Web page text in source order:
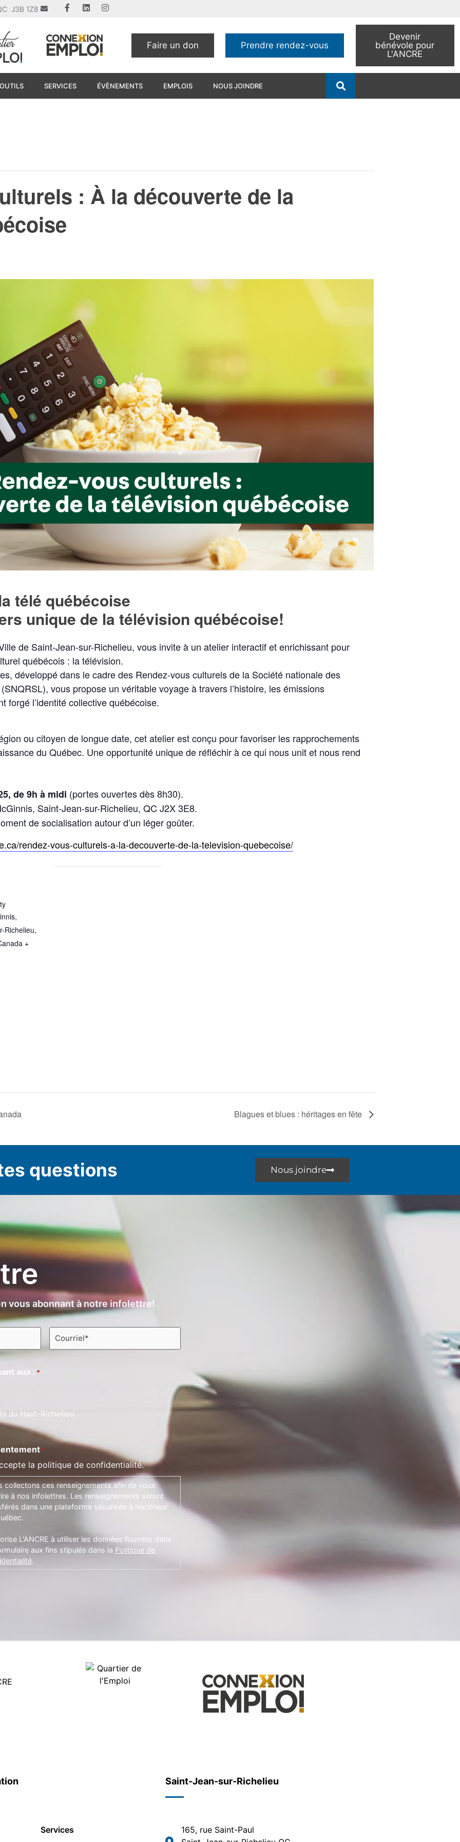
J3B 1Z8
Faire un don Prendre rendez-vous
Devenir
bénévole pour
L'ANCRE
SERVICES ÉVÈNEMENTS EMPLOIS NOUS JOINDRE
: À la découverte de la
télé québécoise
unique de la télévision québécoise!
de Saint-Jean-sur-Richelieu, vous invite à un atelier interactif et enrichissant pour
québécois : la télévision.
développé dans le cadre des Rendez-vous culturels de la Société nationale des
vous propose un véritable voyage à travers l’histoire, les émissions
forgé l’identité collective québécoise.
ou citoyen de longue date, cet atelier est conçu pour favoriser les rapprochements
du Québec. Une opportunité unique de réfléchir à ce qui nous unit et nous rend
de 9h à midi (portes ouvertes dès 8h30).
Saint-Jean-sur-Richelieu, QC J2X 3E8.
de socialisation autour d’un léger goûter.
rendez-vous-culturels-a-la-decouverte-de-la-television-quebecoise/
Richelieu,
+
Blagues et blues : héritages en fête
questions Nous joindre
vous abonnant à notre infolettre!
Courriel
aux : *
du Haut-Richelieu
*
la politique de confidentialité.
collectons ces renseignements afin de vous
à nos infolettres. Les renseignements seront
dans une plateforme sécurisée à l’extérieur
L'ANCRE à utiliser les données fournies dans
aux fins stipulés dans la Politique de
.
Services
Saint-Jean-sur-Richelieu
165, rue Saint-Paul